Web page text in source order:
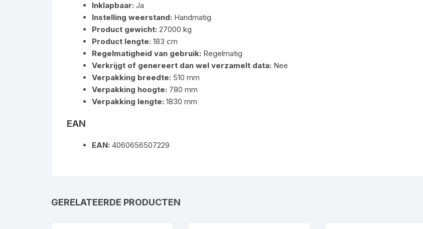
Inklapbaar: Ja
Instelling weerstand: Handmatig
Product gewicht: 27000 kg
Product lengte: 183 cm
Regelmatigheid van gebruik: Regelmatig
Verkrijgt of genereert dan wel verzamelt data: Nee
Verpakking breedte: 510 mm
Verpakking hoogte: 780 mm
Verpakking lengte: 1830 mm
EAN
EAN: 4060656507229
GERELATEERDE PRODUCTEN